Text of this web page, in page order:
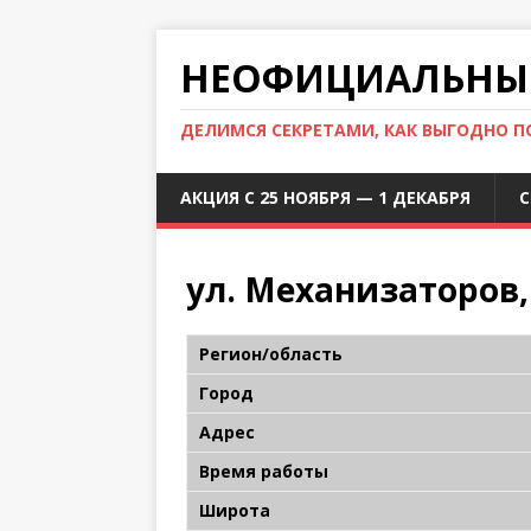
ДЕЛИМСЯ СЕКРЕТАМИ, КАК ВЫГОДНО
АКЦИЯ С 25 НОЯБРЯ — 1 ДЕКАБРЯ
ул. Механизаторов,
Регион/область
Город
Адрес
Время работы
Широта